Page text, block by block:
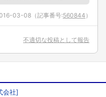
03-08 （記事番号:560844 ）
不適切な投稿として報告
会社]